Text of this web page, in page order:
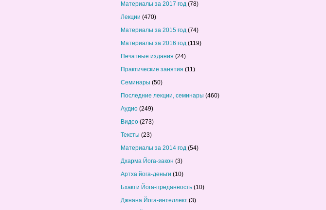
Материалы за 2017 год (78)
Лекции (470)
Материалы за 2015 год (74)
Материалы за 2016 год (119)
Печатные издания (24)
Практические занятия (11)
Семинары (50)
Последние лекции, семинары (460)
Аудио (249)
Видео (273)
Тексты (23)
Материалы за 2014 год (54)
Дхарма Йога-закон (3)
Артха йога-деньги (10)
Бхакти Йога-преданность (10)
Джнана Йога-интеллект (3)